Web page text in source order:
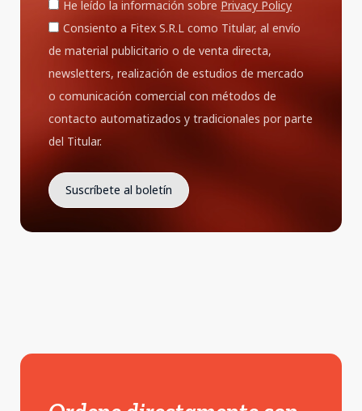
He leído la información sobre Privacy Policy
Consiento a Fitex S.R.L como Titular, al envío
de material publicitario o de venta directa,
newsletters, realización de estudios de mercado
o comunicación comercial con métodos de
contacto automatizados y tradicionales por parte
del Titular.